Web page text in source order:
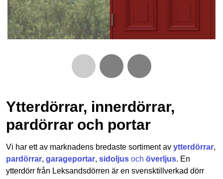
Ytterdörrar, innerdörrar,
pardörrar och portar
Vi har ett av marknadens bredaste sortiment av ytterdörrar,
pardörrar, garageportar, sidoljus och överljus. En
ytterdörr från Leksandsdörren är en svensktillverkad dörr